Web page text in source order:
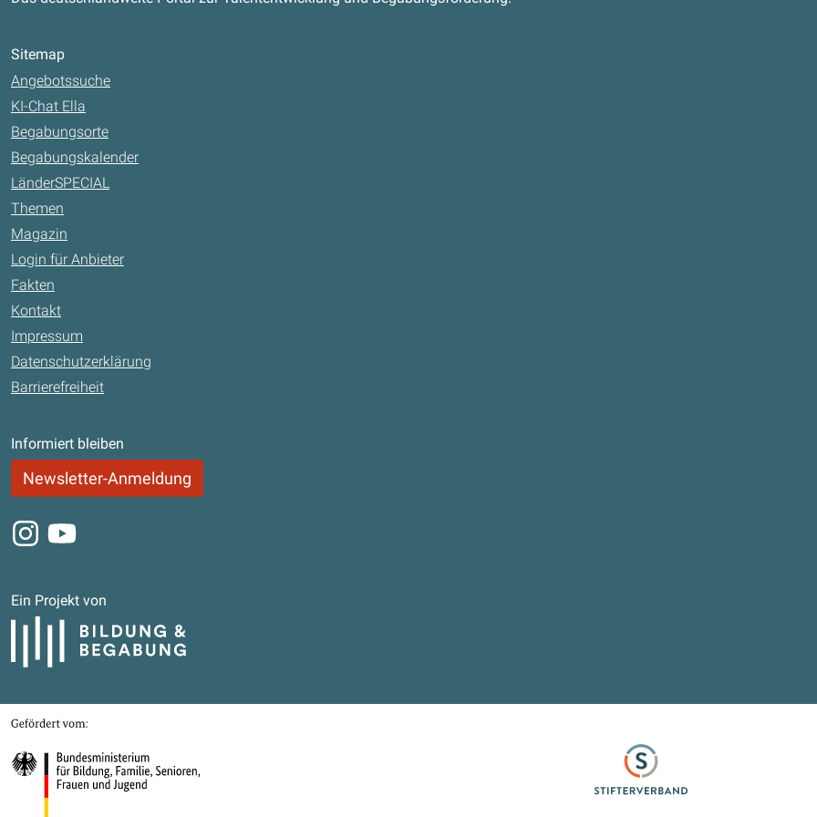
Sitemap
Angebotssuche
KI-Chat Ella
Begabungsorte
Begabungskalender
LänderSPECIAL
Themen
Magazin
Login für Anbieter
Fakten
Kontakt
Impressum
Datenschutzerklärung
Barrierefreiheit
Informiert bleiben
Newsletter-Anmeldung
Instagram
Youtube
Ein Projekt von
Bildung und Begabung
Gefördert von
Bundesministerium für Bildung, Familie, Senioren, Frauen und Jugend
Stifterverband